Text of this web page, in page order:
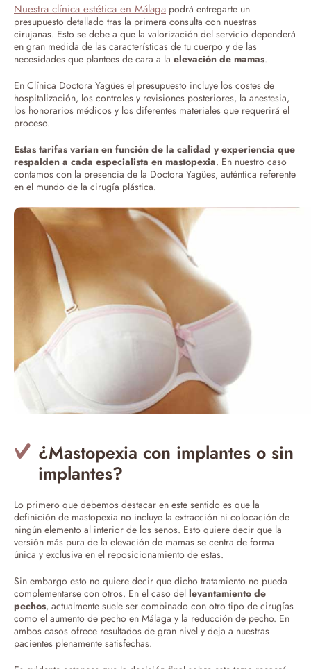
Nuestra clínica estética en Málaga podrá entregarte un
presupuesto detallado tras la primera consulta con nuestras
cirujanas. Esto se debe a que la valorización del servicio dependerá
en gran medida de las características de tu cuerpo y de las
necesidades que plantees de cara a la elevación de mamas.
En Clínica Doctora Yagües el presupuesto incluye los costes de
hospitalización, los controles y revisiones posteriores, la anestesia,
los honorarios médicos y los diferentes materiales que requerirá el
proceso.
Estas tarifas varían en función de la calidad y experiencia que
respalden a cada especialista en mastopexia. En nuestro caso
contamos con la presencia de la Doctora Yagües, auténtica referente
en el mundo de la cirugía plástica.
¿Mastopexia con implantes o sin
implantes?
Lo primero que debemos destacar en este sentido es que la
definición de mastopexia no incluye la extracción ni colocación de
ningún elemento al interior de los senos. Esto quiere decir que la
versión más pura de la elevación de mamas se centra de forma
única y exclusiva en el reposicionamiento de estas.
Sin embargo esto no quiere decir que dicho tratamiento no pueda
complementarse con otros. En el caso del levantamiento de
pechos, actualmente suele ser combinado con otro tipo de cirugías
como el aumento de pecho en Málaga y la reducción de pecho. En
ambos casos ofrece resultados de gran nivel y deja a nuestras
pacientes plenamente satisfechas.